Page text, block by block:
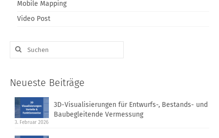
Mobile Mapping
Video Post
Suche
nach:
Neueste Beiträge
3D-Visualisierungen für Entwurfs-, Bestands- und
Baubegleitende Vermessung
3. Februar 2026